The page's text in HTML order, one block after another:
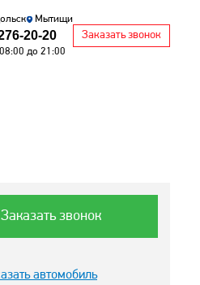
Мытищи
20-20
до 21:00
Заказать звонок
Заказать звонок
автомобиль